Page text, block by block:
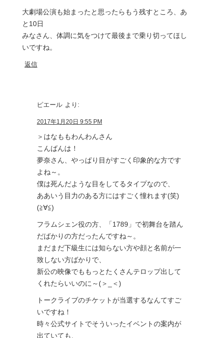
大劇場公演も始まったと思ったらもう残すところ、あ
と10日
みなさん、体調に気をつけて最後まで乗り切ってほし
いですね。
返信
ピエール より:
2017年1月20日 9:55 PM
＞はなももわんわんさん
こんばんは！
夢奈さん、やっぱり目がすごく印象的な方です
よね～。
僕は死んだような目をしてるタイプなので、
ああいう目力のある方にはすごく憧れます(笑)
(≧∀≦)
フラムシェン役の方、「1789」で初舞台を踏ん
だばかりの方だったんですね～。
まだまだ下級生には知らない方や顔と名前が一
致しない方ばかりで、
新公の映像でももっとたくさんテロップ出して
くれたらいいのに～(＞_＜)
トークライブのチケットが当選するなんてすご
いですね！
時々公式サイトでそういったイベントの案内が
出ていても、